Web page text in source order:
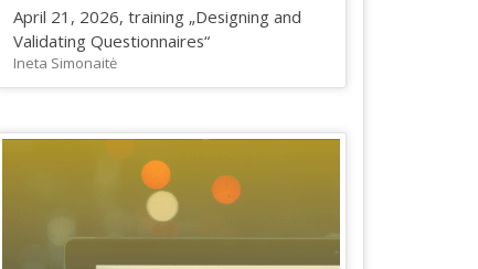
April 21, 2026, training „Designing and
Validating Questionnaires“
Ineta Simonaitė